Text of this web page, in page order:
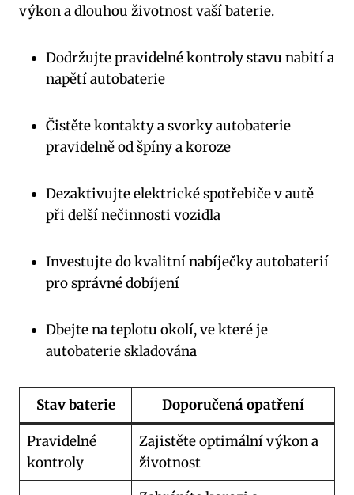
výkon a dlouhou životnost vaší baterie.
Dodržujte pravidelné kontroly stavu nabití a
napětí autobaterie
Čistěte kontakty a svorky autobaterie
pravidelně od špíny a koroze
Dezaktivujte elektrické spotřebiče v autě
při delší nečinnosti vozidla
Investujte do kvalitní nabíječky autobaterií
pro správné dobíjení
Dbejte na teplotu okolí, ve které je
autobaterie skladována
Stav baterie Doporučená opatření
Pravidelné
kontroly
Zajistěte optimální výkon a
životnost